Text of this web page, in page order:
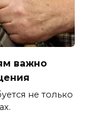
важно
не только